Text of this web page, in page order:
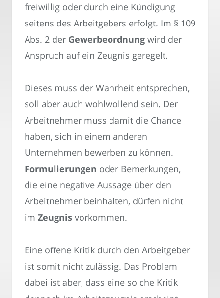
freiwillig oder durch eine Kündigung
seitens des Arbeitgebers erfolgt. Im § 109
Abs. 2 der Gewerbeordnung wird der
Anspruch auf ein Zeugnis geregelt.
Dieses muss der Wahrheit entsprechen,
soll aber auch wohlwollend sein. Der
Arbeitnehmer muss damit die Chance
haben, sich in einem anderen
Unternehmen bewerben zu können.
Formulierungen oder Bemerkungen,
die eine negative Aussage über den
Arbeitnehmer beinhalten, dürfen nicht
im Zeugnis vorkommen.
Eine offene Kritik durch den Arbeitgeber
ist somit nicht zulässig. Das Problem
dabei ist aber, dass eine solche Kritik